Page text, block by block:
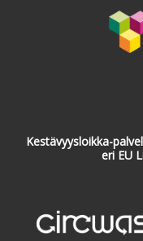
Kestävyysloikka-
eri EU